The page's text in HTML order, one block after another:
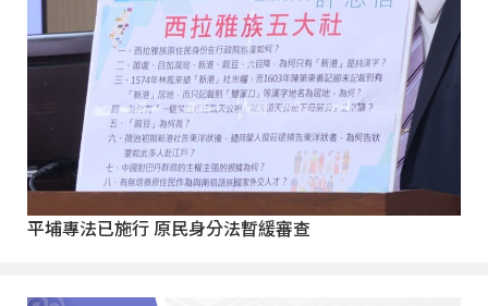
平埔專法已施行 原民身分法暫緩審查